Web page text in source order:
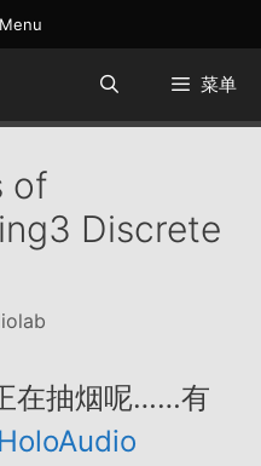
菜单
of
Discrete
在抽烟呢……有